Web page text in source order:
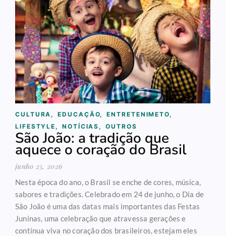
CULTURA , EDUCAÇÃO, ENTRETENIMETO,
LIFESTYLE , NOTÍCIAS , OUTROS
São João: a tradição que
aquece o coração do Brasil
junho 25, 2026
Nesta época do ano, o Brasil se enche de cores, música,
sabores e tradições. Celebrado em 24 de junho, o Dia de
São João é uma das datas mais importantes das Festas
Juninas, uma celebração que atravessa gerações e
continua viva no coração dos brasileiros, estejam eles